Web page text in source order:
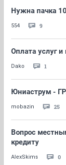
Нужна пачка
554 9
Оплата услуг и
Dako 1
Юниаструм -
mobazin 25
Вопрос
кредиту
AlexSkims 0